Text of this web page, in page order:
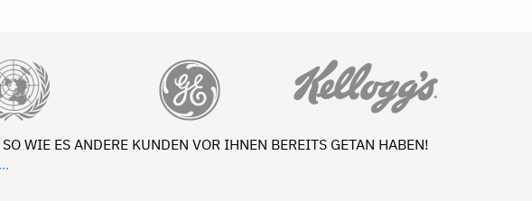
WIE ES ANDERE KUNDEN VOR IHNEN BEREITS GETAN HABEN!